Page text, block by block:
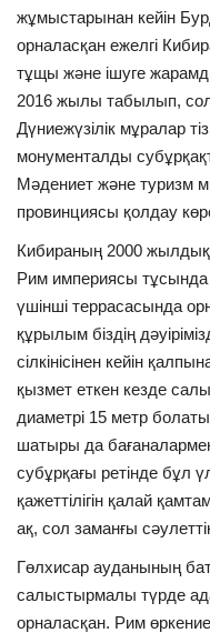
ОЙЫН-САУЫҚ
АРНАЙЫ ЖОБА
OFFICIAL
Құрылтай
Тілді тандаңыз
Қазақша Русский
жұмыстарынан кейін
орналасқан ежелгі
тұщы және ішуге
2016 жылы табылып,
Дүниежүзілік мұралар
монументалды
Мәдениет және туризм
провинциясы қолдау
Кибираның 2000 жылдық
Рим империясы тұсында
үшінші террасасында
құрылым біздің
сілкінісінен кейін
қызмет еткен кезде
диаметрі 15 метр
шатыры да
субұрқағы ретінде бұл
қажеттілігін қалай
ақ, сол заманғы
Гөлхисар ауданының
салыстырмалы түрде
орналасқан. Рим